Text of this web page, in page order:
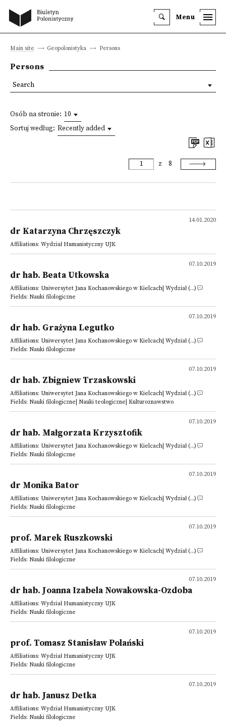
Menu
Main site Geopolonistyka Persons
Persons
Osób na stronie: 10
Sortuj według: Recently added
z 8
14.01.2020
dr Katarzyna Chrzęszczyk
Affiliations: Wydział Humanistyczny UJK
07.10.2019
dr hab. Beata Utkowska
Affiliations: Uniwersytet Jana Kochanowskiego w Kielcach| Wydział (...)
Fields: Nauki filologiczne
07.10.2019
dr hab. Grażyna Legutko
Affiliations: Uniwersytet Jana Kochanowskiego w Kielcach| Wydział (...)
Fields: Nauki filologiczne
07.10.2019
dr hab. Zbigniew Trzaskowski
Affiliations: Uniwersytet Jana Kochanowskiego w Kielcach| Wydział (...)
Fields: Nauki filologiczne| Nauki teologiczne| Kulturoznawstwo
07.10.2019
dr hab. Małgorzata Krzysztofik
Affiliations: Uniwersytet Jana Kochanowskiego w Kielcach| Wydział (...)
Fields: Nauki filologiczne
07.10.2019
dr Monika Bator
Affiliations: Uniwersytet Jana Kochanowskiego w Kielcach| Wydział (...)
Fields: Nauki filologiczne
07.10.2019
prof. Marek Ruszkowski
Affiliations: Uniwersytet Jana Kochanowskiego w Kielcach| Wydział (...)
Fields: Nauki filologiczne
07.10.2019
dr hab. Joanna Izabela Nowakowska-Ozdoba
Affiliations: Wydział Humanistyczny UJK
Fields: Nauki filologiczne
07.10.2019
prof. Tomasz Stanisław Polański
Affiliations: Wydział Humanistyczny UJK
Fields: Nauki filologiczne
07.10.2019
dr hab. Janusz Detka
Affiliations: Wydział Humanistyczny UJK
Fields: Nauki filologiczne
Search